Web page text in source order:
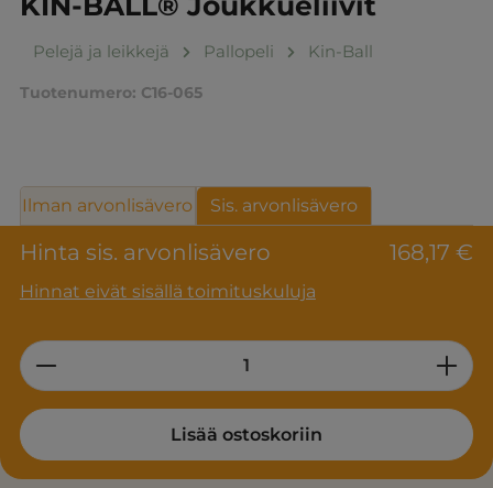
Pelejä ja leikkejä Pallopeli Kin-Ball
Tuotenumero: C16-065
Hinta sis. arvonlisävero 168,17 €
Hinnat eivät sisällä toimituskuluja
Ilman arvonlisävero Sis. arvonlisävero
Product Quantity: Enter the desired
Lisää ostoskoriin